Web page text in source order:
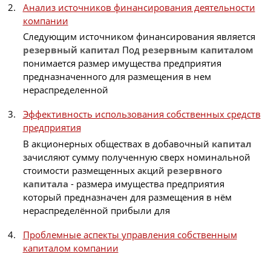
Анализ источников финансирования деятельности
компании
Следующим источником финансирования является
резервный капитал Под резервным капиталом
понимается размер имущества предприятия
предназначенного для размещения в нем
нераспределенной
Эффективность использования собственных средств
предприятия
В акционерных обществах в добавочный капитал
зачисляют сумму полученную сверх номинальной
стоимости размещенных акций резервного
капитала - размера имущества предприятия
который предназначен для размещения в нём
нераспределённой прибыли для
Проблемные аспекты управления собственным
капиталом компании